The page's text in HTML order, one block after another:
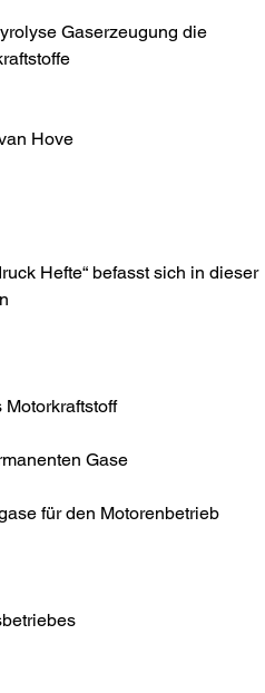
Gaserzeugung die
Hove
Hefte“ befasst sich in dieser
Gase
für den Motorenbetrieb